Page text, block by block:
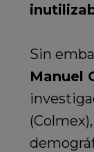
Sin
Manuel